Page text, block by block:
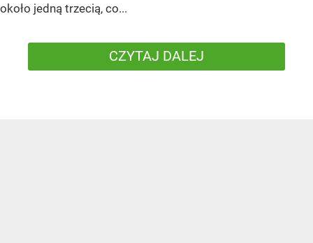
około jedną trzecią, co...
CZYTAJ DALEJ